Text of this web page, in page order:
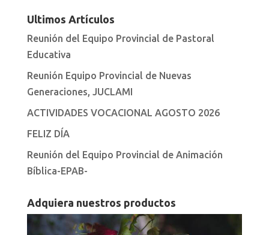
Ultimos Artículos
Reunión del Equipo Provincial de Pastoral
Educativa
Reunión Equipo Provincial de Nuevas
Generaciones, JUCLAMI
ACTIVIDADES VOCACIONAL AGOSTO 2026
FELIZ DÍA
Reunión del Equipo Provincial de Animación
Bíblica-EPAB-
Adquiera nuestros productos